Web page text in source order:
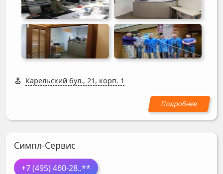
Карельский бул., 21, корп. 1
Симпл-Сервис
+7 (495) 460-28..**